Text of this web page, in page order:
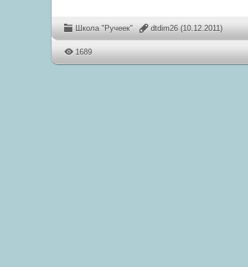
Школа "Ручеек" dtdim26 (10.12.2011)
1689